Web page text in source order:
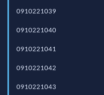
0910221039
0910221040
0910221041
0910221042
0910221043